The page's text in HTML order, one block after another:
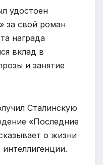
удостоен
за свой роман
награда
вклад в
и занятие
Сталинскую
«Последние
о жизни